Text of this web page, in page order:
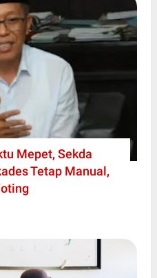
Mepet, Sekda
Tetap Manual,